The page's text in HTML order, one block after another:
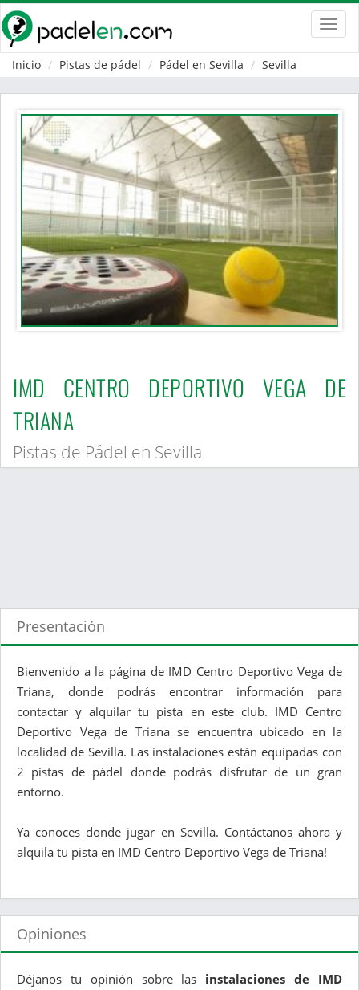
Inicio
Pistas de pádel Pádel en Sevilla Sevilla
IMD CENTRO DEPORTIVO VEGA DE
TRIANA
Pistas de Pádel en Sevilla
Presentación
Bienvenido a la página de IMD Centro Deportivo Vega de
Triana, donde podrás encontrar información para
contactar y alquilar tu pista en este club. IMD Centro
Deportivo Vega de Triana se encuentra ubicado en la
localidad de Sevilla. Las instalaciones están equipadas con
2 pistas de pádel donde podrás disfrutar de un gran
entorno.
Ya conoces donde jugar en Sevilla. Contáctanos ahora y
alquila tu pista en IMD Centro Deportivo Vega de Triana!
Opiniones
Déjanos tu opinión sobre las instalaciones de IMD